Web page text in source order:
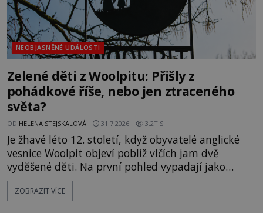
NEOBJASNĚNÉ UDÁLOSTI
Zelené děti z Woolpitu: Přišly z
pohádkové říše, nebo jen ztraceného
světa?
OD HELENA STEJSKALOVÁ 31.7.2026 3.2TIS
Je žhavé léto 12. století, když obyvatelé anglické
vesnice Woolpit objeví poblíž vlčích jam dvě
vyděšené děti. Na první pohled vypadají jako
každé jiné, až na jednu děsivou výjimku. Jejich
kůže má nazelenalý odstín, mluví
ZOBRAZIT VÍCE